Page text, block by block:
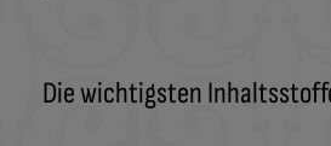
Die wichtigsten